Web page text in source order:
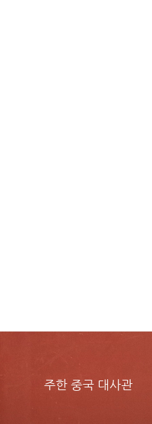
주한 중국 대사관